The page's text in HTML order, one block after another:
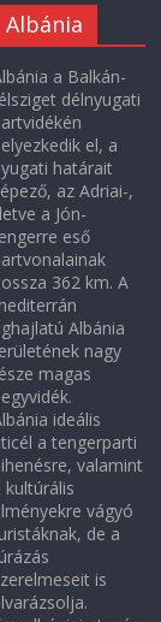
Albánia
a Balkán-
délnyugati
el, a
határait
az Adriai-,
a Jón-
eső
362 km. A
Albánia
nagy
magas
ideális
a tengerparti
valamint
kultúrális
vágyó
de a
is